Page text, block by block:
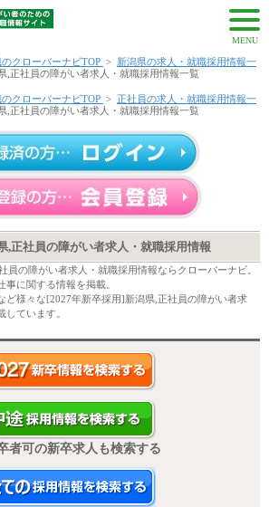
MENU
クローバーナビTOP > 新潟県の求人・就職採用情報一
,正社員の障がい者求人・就職採用情報一覧
クローバーナビTOP > 正社員の求人・就職採用情報一
,正社員の障がい者求人・就職採用情報一覧
,正社員の障がい者求人・就職採用情報
員の障がい者求人・就職採用情報ならクローバーナビ。
事に関する情報を掲載。
ど様々な[2027年新卒採用]新潟県,正社員の障がい者求
しています。
者可の新卒求人も検索する